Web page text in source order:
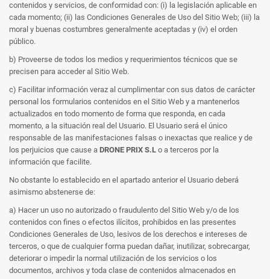
contenidos y servicios, de conformidad con: (i) la legislación aplicable en
cada momento; (ii) las Condiciones Generales de Uso del Sitio Web; (iii) la
moral y buenas costumbres generalmente aceptadas y (iv) el orden
público.
b) Proveerse de todos los medios y requerimientos técnicos que se
precisen para acceder al Sitio Web.
c) Facilitar información veraz al cumplimentar con sus datos de carácter
personal los formularios contenidos en el Sitio Web y a mantenerlos
actualizados en todo momento de forma que responda, en cada
momento, a la situación real del Usuario. El Usuario será el único
responsable de las manifestaciones falsas o inexactas que realice y de
los perjuicios que cause a DRONE PRIX S.L o a terceros por la
información que facilite.
No obstante lo establecido en el apartado anterior el Usuario deberá
asimismo abstenerse de:
a) Hacer un uso no autorizado o fraudulento del Sitio Web y/o de los
contenidos con fines o efectos ilícitos, prohibidos en las presentes
Condiciones Generales de Uso, lesivos de los derechos e intereses de
terceros, o que de cualquier forma puedan dañar, inutilizar, sobrecargar,
deteriorar o impedir la normal utilización de los servicios o los
documentos, archivos y toda clase de contenidos almacenados en